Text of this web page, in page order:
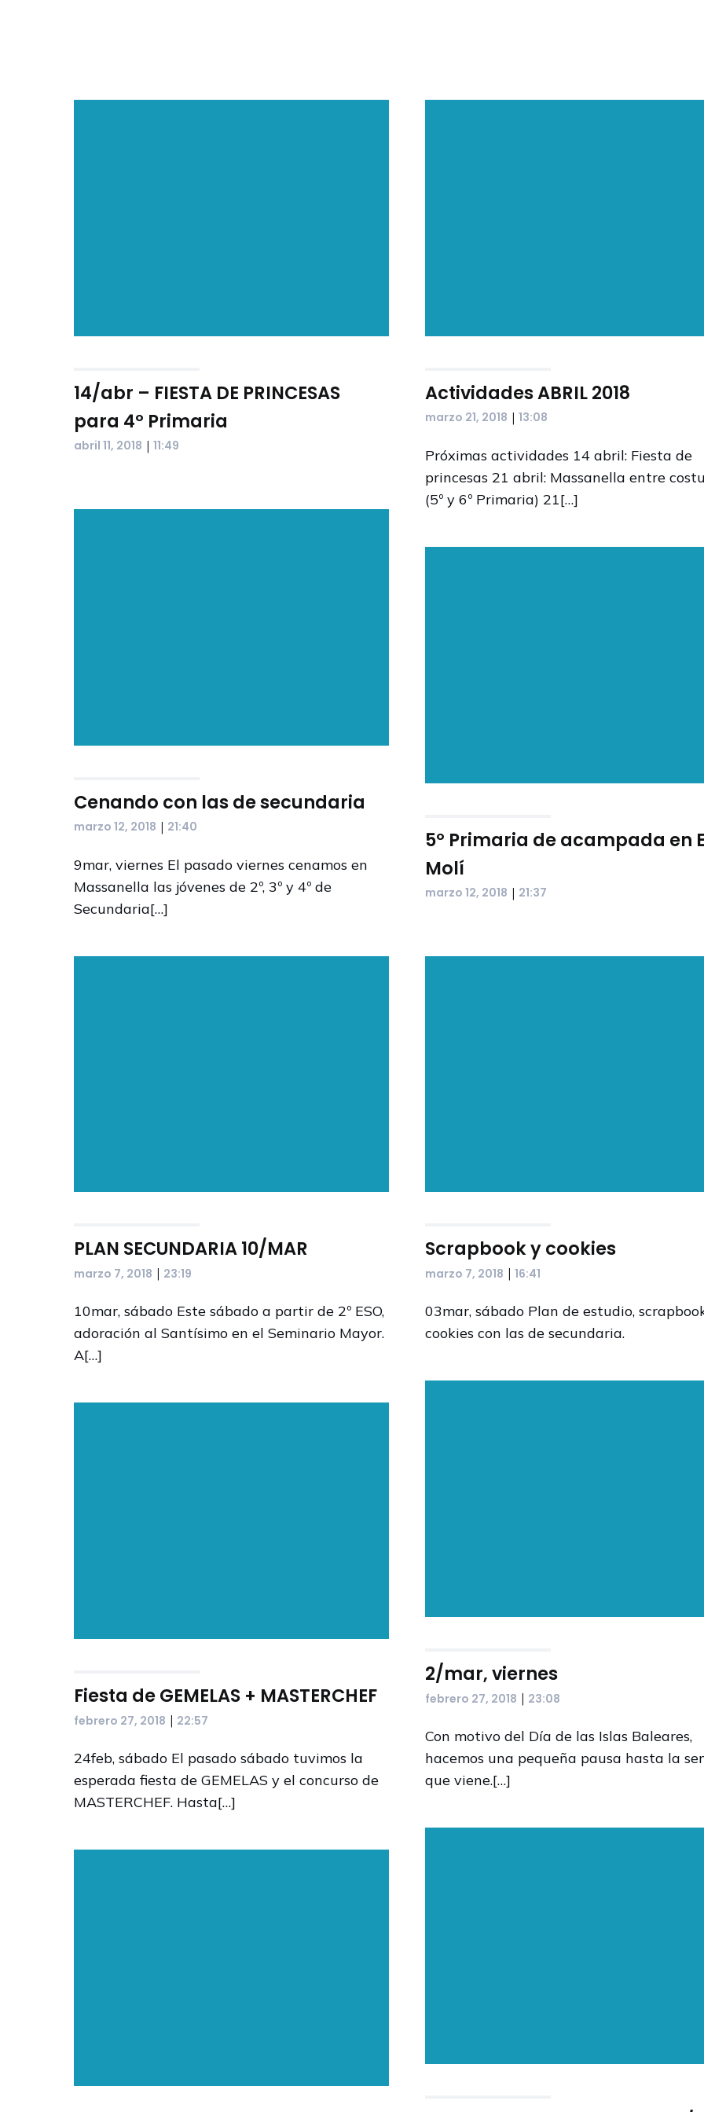
14/abr – FIESTA DE PRINCESAS
para 4º Primaria
abril 11, 2018 | 11:49
Actividades ABRIL 2018
marzo 21, 2018 | 13:08
Próximas actividades 14 abril: Fiesta de
princesas 21 abril: Massanella entre
(5º y 6º Primaria) 21[…]
Cenando con las de secundaria
marzo 12, 2018 | 21:40
9mar, viernes El pasado viernes cenamos en
Massanella las jóvenes de 2º, 3º y 4º de
Secundaria[…]
5º Primaria de acampada en
Molí
marzo 12, 2018 | 21:37
PLAN SECUNDARIA 10/MAR
marzo 7, 2018 | 23:19
10mar, sábado Este sábado a partir de 2º ESO,
adoración al Santísimo en el Seminario Mayor.
A[…]
Scrapbook y cookies
marzo 7, 2018 | 16:41
03mar, sábado Plan de estudio,
cookies con las de secundaria.
2/mar, viernes
febrero 27, 2018 | 23:08
Con motivo del Día de las Islas Baleares,
hacemos una pequeña pausa hasta la
que viene.[…]
Fiesta de GEMELAS + MASTERCHEF
febrero 27, 2018 | 22:57
24feb, sábado El pasado sábado tuvimos la
esperada fiesta de GEMELAS y el concurso de
MASTERCHEF. Hasta[…]